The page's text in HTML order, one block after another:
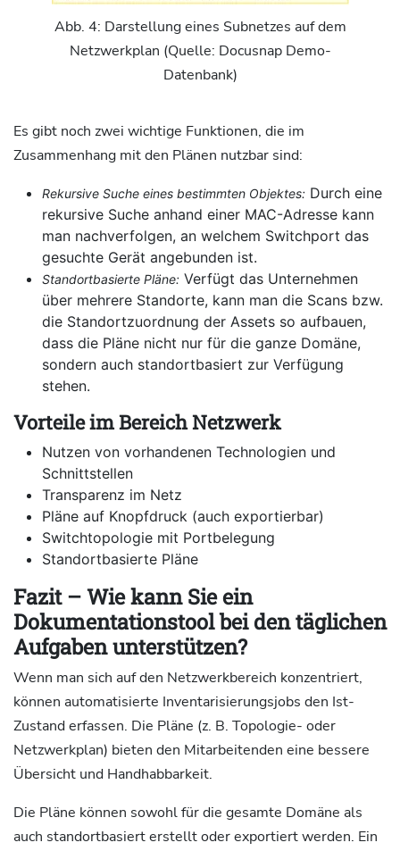
Abb. 4: Darstellung eines Subnetzes auf dem
Netzwerkplan (Quelle: Docusnap Demo-
Datenbank)
Es gibt noch zwei wichtige Funktionen, die im
Zusammenhang mit den Plänen nutzbar sind:
Rekursive Suche eines bestimmten Objektes: Durch eine
rekursive Suche anhand einer MAC-Adresse kann
man nachverfolgen, an welchem Switchport das
gesuchte Gerät angebunden ist.
Standortbasierte Pläne: Verfügt das Unternehmen
über mehrere Standorte, kann man die Scans bzw.
die Standortzuordnung der Assets so aufbauen,
dass die Pläne nicht nur für die ganze Domäne,
sondern auch standortbasiert zur Verfügung
stehen.
Vorteile im Bereich Netzwerk
Nutzen von vorhandenen Technologien und
Schnittstellen
Transparenz im Netz
Pläne auf Knopfdruck (auch exportierbar)
Switchtopologie mit Portbelegung
Standortbasierte Pläne
Fazit – Wie kann Sie ein
Dokumentationstool bei den täglichen
Aufgaben unterstützen?
Wenn man sich auf den Netzwerkbereich konzentriert,
können automatisierte Inventarisierungsjobs den Ist-
Zustand erfassen. Die Pläne (z. B. Topologie- oder
Netzwerkplan) bieten den Mitarbeitenden eine bessere
Übersicht und Handhabbarkeit.
Die Pläne können sowohl für die gesamte Domäne als
auch standortbasiert erstellt oder exportiert werden. Ein